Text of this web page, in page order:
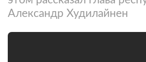
Александр Худилайнен